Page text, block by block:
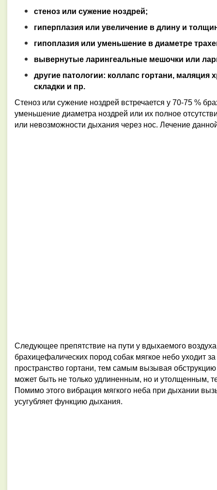
стеноз или сужение ноздрей;
гиперплазия или увеличение в длину и
гипоплазия или уменьшение в диаметре
вывернутые ларингеальные мешочки или
другие патологии: коллапс гортани, маляция
складки и пр.
Стеноз или сужение ноздрей встречается у 70-75 %
уменьшение диаметра ноздрей или их полное
или невозможности дыхания через нос. Лечение
Следующее препятствие на пути у вдыхаемого
брахицефалических пород собак мягкое небо уходит
пространство гортани, тем самым вызывая
может быть не только удлиненным, но и утолщенным,
Помимо этого вибрация мягкого неба при дыхании
усугубляет функцию дыхания.